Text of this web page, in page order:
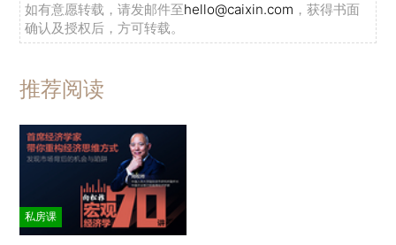
如有意愿转载，请发邮件至hello@caixin.com ，获得书面
确认及授权后，方可转载。
推荐阅读
私房课